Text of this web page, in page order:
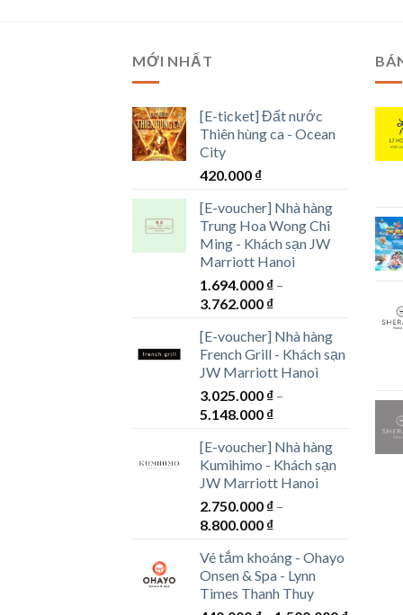
MỚI NHẤT
[E-ticket] Đất nước
Thiên hùng ca - Ocean
City
420.000 ₫
[E-voucher] Nhà hàng
Trung Hoa Wong Chi
Ming - Khách sạn JW
Marriott Hanoi
1.694.000 ₫ –
3.762.000 ₫Khoảng
từ
1.694.000 ₫
đến
3.762.000 ₫
[E-voucher] Nhà hàng
French Grill - Khách sạn
JW Marriott Hanoi
3.025.000 ₫ –
5.148.000 ₫Khoảng
từ
3.025.000 ₫
đến
5.148.000 ₫
[E-voucher] Nhà hàng
Kumihimo - Khách sạn
JW Marriott Hanoi
2.750.000 ₫ –
8.800.000 ₫Khoảng
từ
2.750.000 ₫
đến
Vé tắm khoáng - Ohayo
Onsen & Spa - Lynn
Times Thanh Thuy